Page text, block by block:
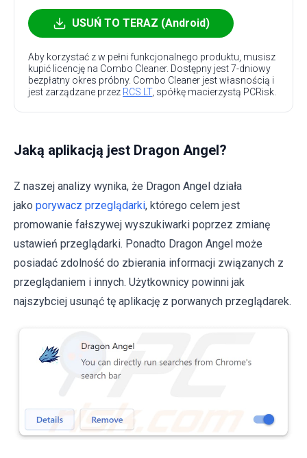
USUŃ TO TERAZ (Android)
Aby korzystać z w pełni funkcjonalnego produktu, musisz
kupić licencję na Combo Cleaner. Dostępny jest 7-dniowy
bezpłatny okres próbny. Combo Cleaner jest własnością i
jest zarządzane przez RCS LT, spółkę macierzystą PCRisk.
Jaką aplikacją jest Dragon Angel?
Z naszej analizy wynika, że Dragon Angel działa
jako porywacz przeglądarki, którego celem jest
promowanie fałszywej wyszukiwarki poprzez zmianę
ustawień przeglądarki. Ponadto Dragon Angel może
posiadać zdolność do zbierania informacji związanych z
przeglądaniem i innych. Użytkownicy powinni jak
najszybciej usunąć tę aplikację z porwanych przeglądarek.